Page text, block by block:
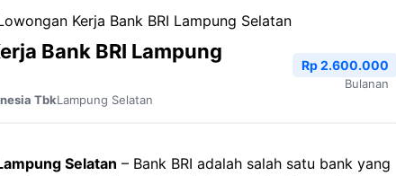
Kerja Bank BRI Lampung Selatan
Bank BRI Lampung
TbkLampung Selatan
Rp 2.600.000
Bulanan
Selatan – Bank BRI adalah salah satu bank yang